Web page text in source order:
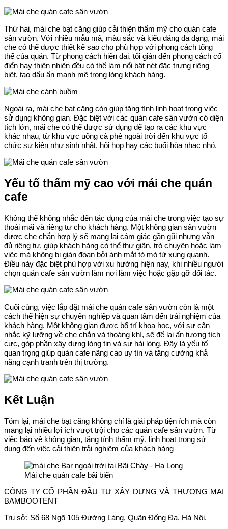
Thứ hai, mái che bạt căng giúp cải thiện thẩm mỹ cho quán cafe
sân vườn. Với nhiều mẫu mã, màu sắc và kiểu dáng đa dạng, mái
che có thể được thiết kế sao cho phù hợp với phong cách tổng
thể của quán. Từ phong cách hiện đại, tối giản đến phong cách cổ
điển hay thiên nhiên đều có thể làm nổi bật nét đặc trưng riêng
biệt, tạo dấu ấn mạnh mẽ trong lòng khách hàng.
Ngoài ra, mái che bạt căng còn giúp tăng tính linh hoạt trong việc
sử dụng không gian. Đặc biệt với các quán cafe sân vườn có diện
tích lớn, mái che có thể được sử dụng để tạo ra các khu vực
khác nhau, từ khu vực uống cà phê ngoài trời đến khu vực tổ
chức sự kiện như sinh nhật, hội họp hay các buổi hòa nhạc nhỏ.
Yếu tố thẩm mỹ cao với mái che quán
cafe
Không thể không nhắc đến tác dụng của mái che trong việc tạo sự
thoải mái và riêng tư cho khách hàng. Một không gian sân vườn
được che chắn hợp lý sẽ mang lại cảm giác gần gũi nhưng vẫn
đủ riêng tư, giúp khách hàng có thể thư giãn, trò chuyện hoặc làm
việc mà không bị gián đoạn bởi ánh mắt tò mò từ xung quanh.
Điều này đặc biệt phù hợp với xu hướng hiện nay, khi nhiều người
chọn quán cafe sân vườn làm nơi làm việc hoặc gặp gỡ đối tác.
Cuối cùng, việc lắp đặt mái che quán cafe sân vườn còn là một
cách thể hiện sự chuyên nghiệp và quan tâm đến trải nghiệm của
khách hàng. Một không gian được bố trí khoa học, với sự cân
nhắc kỹ lưỡng về che chắn và thoáng khí, sẽ để lại ấn tượng tích
cực, góp phần xây dựng lòng tin và sự hài lòng. Đây là yếu tố
quan trọng giúp quán cafe nâng cao uy tín và tăng cường khả
năng cạnh tranh trên thị trường.
Kết Luận
Tóm lại, mái che bạt căng không chỉ là giải pháp tiện ích mà còn
mang lại nhiều lợi ích vượt trội cho các quán cafe sân vườn. Từ
việc bảo vệ không gian, tăng tính thẩm mỹ, linh hoạt trong sử
dụng đến việc cải thiện trải nghiệm của khách hàng
Mái che quán cafe bãi biển
CÔNG TY CỔ PHẦN ĐẦU TƯ XÂY DỰNG VÀ THƯƠNG MẠI
BAMBOOTENT
Trụ sở: Số 68 Ngõ 105 Đường Láng, Quận Đống Đa, Hà Nội.